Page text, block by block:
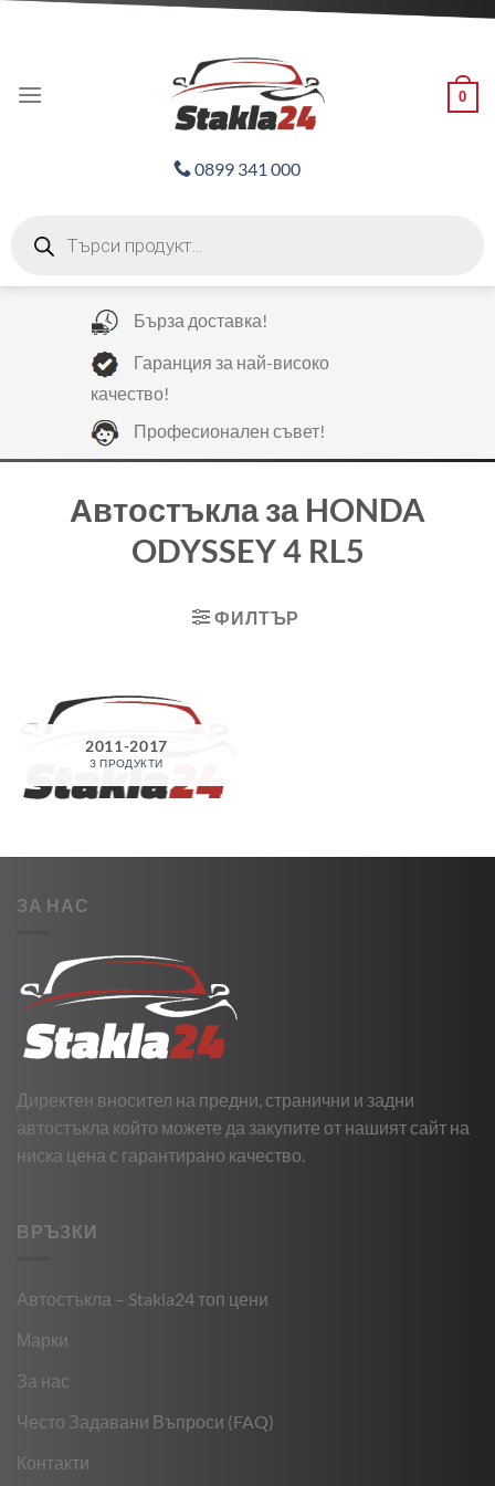
0
0899 341 000
search
Бърза доставка!
Гаранция за най-високо
качество!
Професионален съвет!
Автостъкла за HONDA
ODYSSEY 4 RL5
ФИЛТЪР
2011-2017
3 ПРОДУКТИ
ЗА НАС
Директен вносител на предни, странични и задни
автостъкла който можете да закупите от нашият сайт на
ниска цена с гарантирано качество.
ВРЪЗКИ
Автостъкла – Stakla24 топ цени
Марки
За нас
Често Задавани Въпроси (FAQ)
Контакти